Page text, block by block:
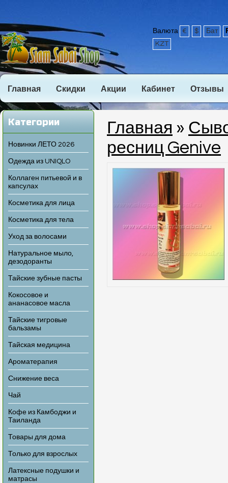
Валюта € $ Бат
KZT
Главная Скидки Акции Кабинет Отзывы
Категории
Новинки ЛЕТО 2026
Одежда из UNIQLO
Коллаген питьевой и в
капсулах
Косметика для лица
Косметика для тела
Уход за волосами
Натуральное мыло,
дезодоранты
Тайские зубные пасты
Кокосовое и
ананасовое масла
Тайские тигровые
бальзамы
Тайская медицина
Ароматерапия
Снижение веса
Чай
Кофе из Камбоджи и
Таиланда
Товары для дома
Только для взрослых
Латексные подушки и
матрасы
Главная »
ресниц Genive